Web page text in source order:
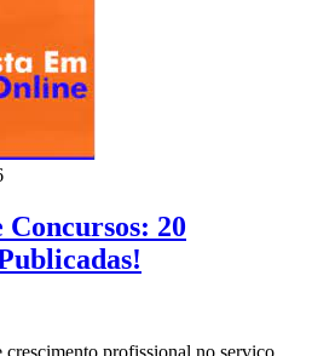
20
crescimento profissional no serviço